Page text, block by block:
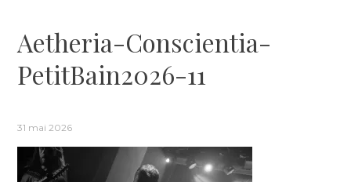
Aetheria-Conscientia-
PetitBain2026-11
31 mai 2026